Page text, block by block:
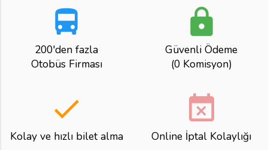
directions_bus
200'den fazla
Otobüs Firması
lock
Güvenli Ödeme
(0 Komisyon)
done
Kolay ve hızlı bilet alma
event_busy
Online İptal Kolaylığı